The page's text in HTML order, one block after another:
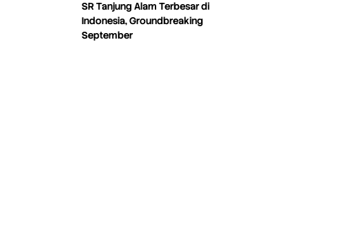
SR Tanjung Alam Terbesar di
Indonesia, Groundbreaking
September